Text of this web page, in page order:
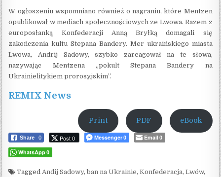
W ogłoszeniu wspomniano również o nagraniu, które Mentzen
opublikował w mediach społecznościowych ze Lwowa. Razem z
europosłanką Konfederacji Anną Bryłką domagali się
zakończenia kultu Stepana Bandery. Mer ukraińskiego miasta
Lwowa, Andrij Sadowy, szybko zareagował na te słowa,
nazywając Mentzena „pokult Stepana Bandery na
Ukrainielitykiem prorosyjskim”.
REMIX News
Print PDF eBook
Share 0 Post 0 Messenger 0 Email 0
WhatsApp 0
Tagged Andij Sadowy,ban na Ukrainie,Konfederacja,Lwów,